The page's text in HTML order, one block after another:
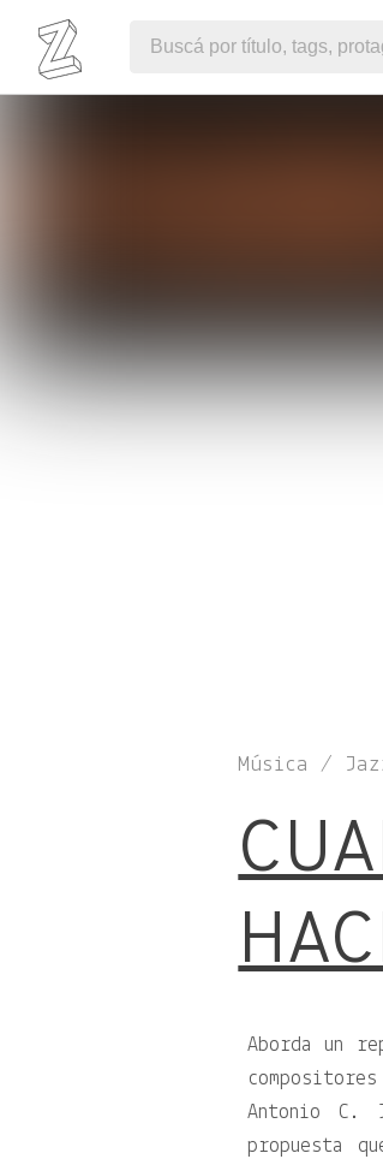
Música /
Aborda un
Antonio C.
propuesta